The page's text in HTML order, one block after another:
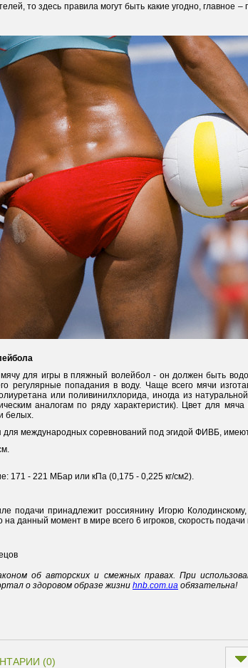
то здесь правила могут быть какие угодно, главное
мячу для игры в пляжный волейбол - он должен быть
регулярные попадания в воду. Чаще всего мячи
или поливинилхлорида, иногда из
аналогам по ряду характеристик). Цвет для
белых.
для международных соревнований под эгидой ФИВБ,
171 - 221 МБар или кПа (0,175 - 0,225 кг/см2).
подачи принадлежит россиянину Игорю
на данный момент в мире всего 6 игроков, скорость
об авторских и смежных правах. При
о здоровом образе жизни hnb.com.ua обязательна!
(0)